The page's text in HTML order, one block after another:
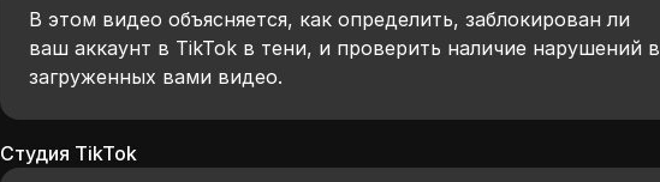
В этом видео объясняется, как определить, заблокирован ли
ваш аккаунт в TikTok в тени, и проверить наличие нарушений в
загруженных вами видео.
Студия TikTok